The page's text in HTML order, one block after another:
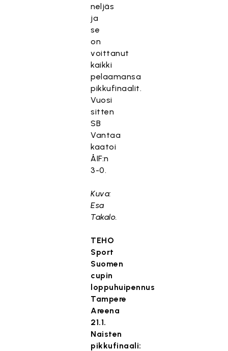
neljäs
ja
se
on
voittanut
kaikki
pelaamansa
pikkufinaalit.
Vuosi
sitten
SB
Vantaa
kaatoi
ÅIF:n
3-0.
Kuva:
Esa
Takalo.
TEHO
Sport
Suomen
cupin
loppuhuipennus
Tampere
Areena
21.1.
Naisten
pikkufinaali: